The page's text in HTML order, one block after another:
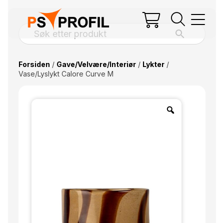
Forsiden / Gave/Velvære/Interiør/ Lykter/
Vase/Lyslykt Calore Curve M